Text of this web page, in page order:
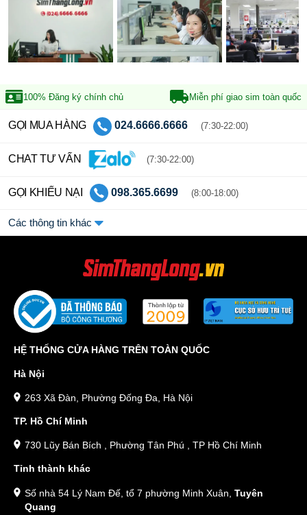
100% Đăng ký chính chủ Miễn phí giao sim toàn quốc
GỌI MUA HÀNG 024.6666.6666 (7:30-22:00)
CHAT TƯ VẤN (7:30-22:00)
GỌI KHIẾU NẠI 098.365.6699 (8:00-18:00)
Các thông tin khác
HỆ THỐNG CỬA HÀNG TRÊN TOÀN QUỐC
Hà Nội
263 Xã Đàn, Phường Đống Đa, Hà Nội
TP. Hồ Chí Minh
730 Lũy Bán Bích , Phường Tân Phú , TP Hồ Chí Minh
Tỉnh thành khác
Số nhà 54 Lý Nam Đế, tổ 7 phường Minh Xuân, Tuyên
Quang